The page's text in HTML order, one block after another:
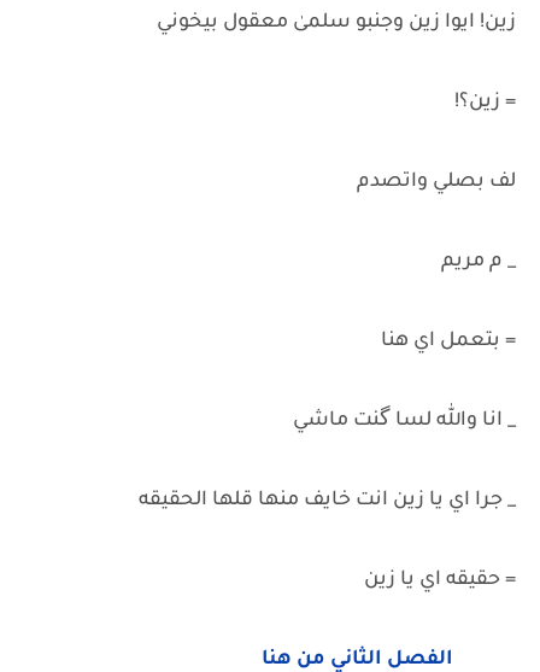
زين! ايوا زين وجنبو سلمىٰ معقول بيخوني
= زين؟!
لف بصلي واتصدم
_ م مريم
= بتعمل اي هنا
_ انا والله لسا گنت ماشي
_ جرا اي يا زين انت خايف منها قلها الحقيقه
= حقيقه اي يا زين
الفصل الثاني من هنا